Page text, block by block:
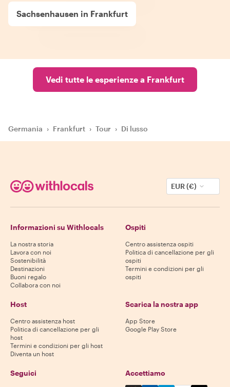
Sachsenhausen in Frankfurt
Vedi tutte le esperienze a Frankfurt
Germania › Frankfurt › Tour › Di lusso
EUR (€)
Informazioni su Withlocals
La nostra storia
Lavora con noi
Sostenibilità
Destinazioni
Buoni regalo
Collabora con noi
Ospiti
Centro assistenza ospiti
Politica di cancellazione per gli
ospiti
Termini e condizioni per gli
ospiti
Host
Centro assistenza host
Politica di cancellazione per gli
host
Termini e condizioni per gli host
Diventa un host
Scarica la nostra app
App Store
Google Play Store
Seguici Accettiamo